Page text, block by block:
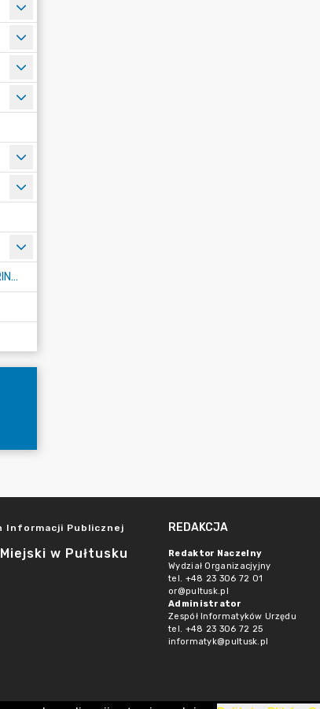
WYKAZ MIEJSC OBJĘTYCH MONITORINGIEM
Informacji Publicznej
w Pułtusku
REDAKCJA
Redaktor Naczelny
Wydział Organizacjyjny
tel. +48 23 306 72 01
or@pultusk.pl
Administrator
Zespół Informatyków Urzędu
tel. +48 23 306 72 25
informatyk@pultusk.pl